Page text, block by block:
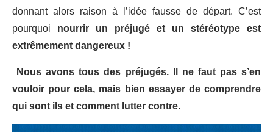
donnant alors raison à l’idée fausse de départ. C’est
pourquoi nourrir un préjugé et un stéréotype est
extrêmement dangereux !
Nous avons tous des préjugés. Il ne faut pas s’en
vouloir pour cela, mais bien essayer de comprendre
qui sont ils et comment lutter contre.